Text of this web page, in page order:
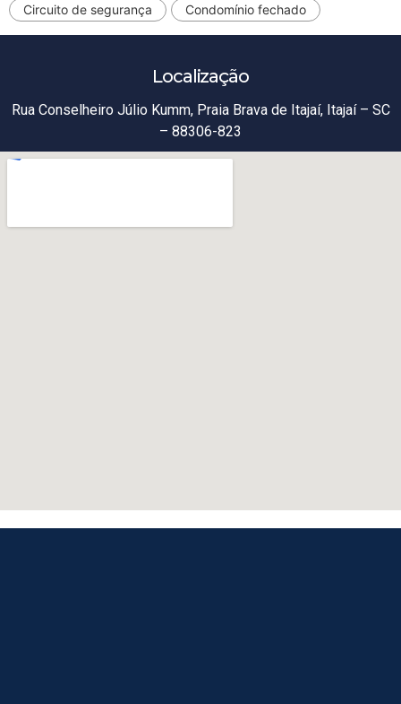
Circuito de segurança Condomínio fechado
Localização
Rua Conselheiro Júlio Kumm, Praia Brava de Itajaí, Itajaí – SC
– 88306-823